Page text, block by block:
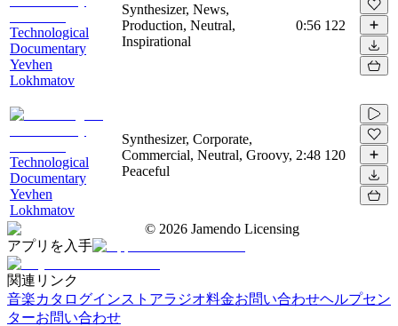
Technological
Documentary
Yevhen
Lokhmatov
Synthesizer, News,
Production, Neutral,
Inspirational
0:56 122
Technological
Documentary
Yevhen
Lokhmatov
Synthesizer, Corporate,
Commercial, Neutral, Groovy,
Peaceful
2:48 120
© 2026 Jamendo Licensing
アプリを入手
関連リンク
音楽カタログインストアラジオ料金お問い合わせヘルプセン
ターお問い合わせ